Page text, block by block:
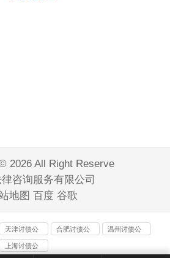
2026 All Right Reserve
咨询服务有限公司
地图 百度 谷歌
天津讨债公
司
合肥讨债公
温州讨债公
上海讨债公